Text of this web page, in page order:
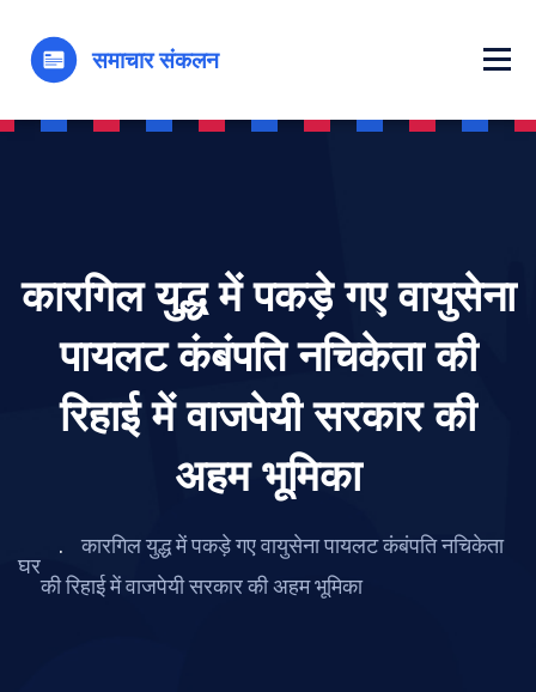
कारगिल युद्ध में पकड़े गए वायुसेना
पायलट कंबंपति नचिकेता की
रिहाई में वाजपेयी सरकार की
अहम भूमिका
घर
कारगिल युद्ध में पकड़े गए वायुसेना पायलट कंबंपति नचिकेता
की रिहाई में वाजपेयी सरकार की अहम भूमिका